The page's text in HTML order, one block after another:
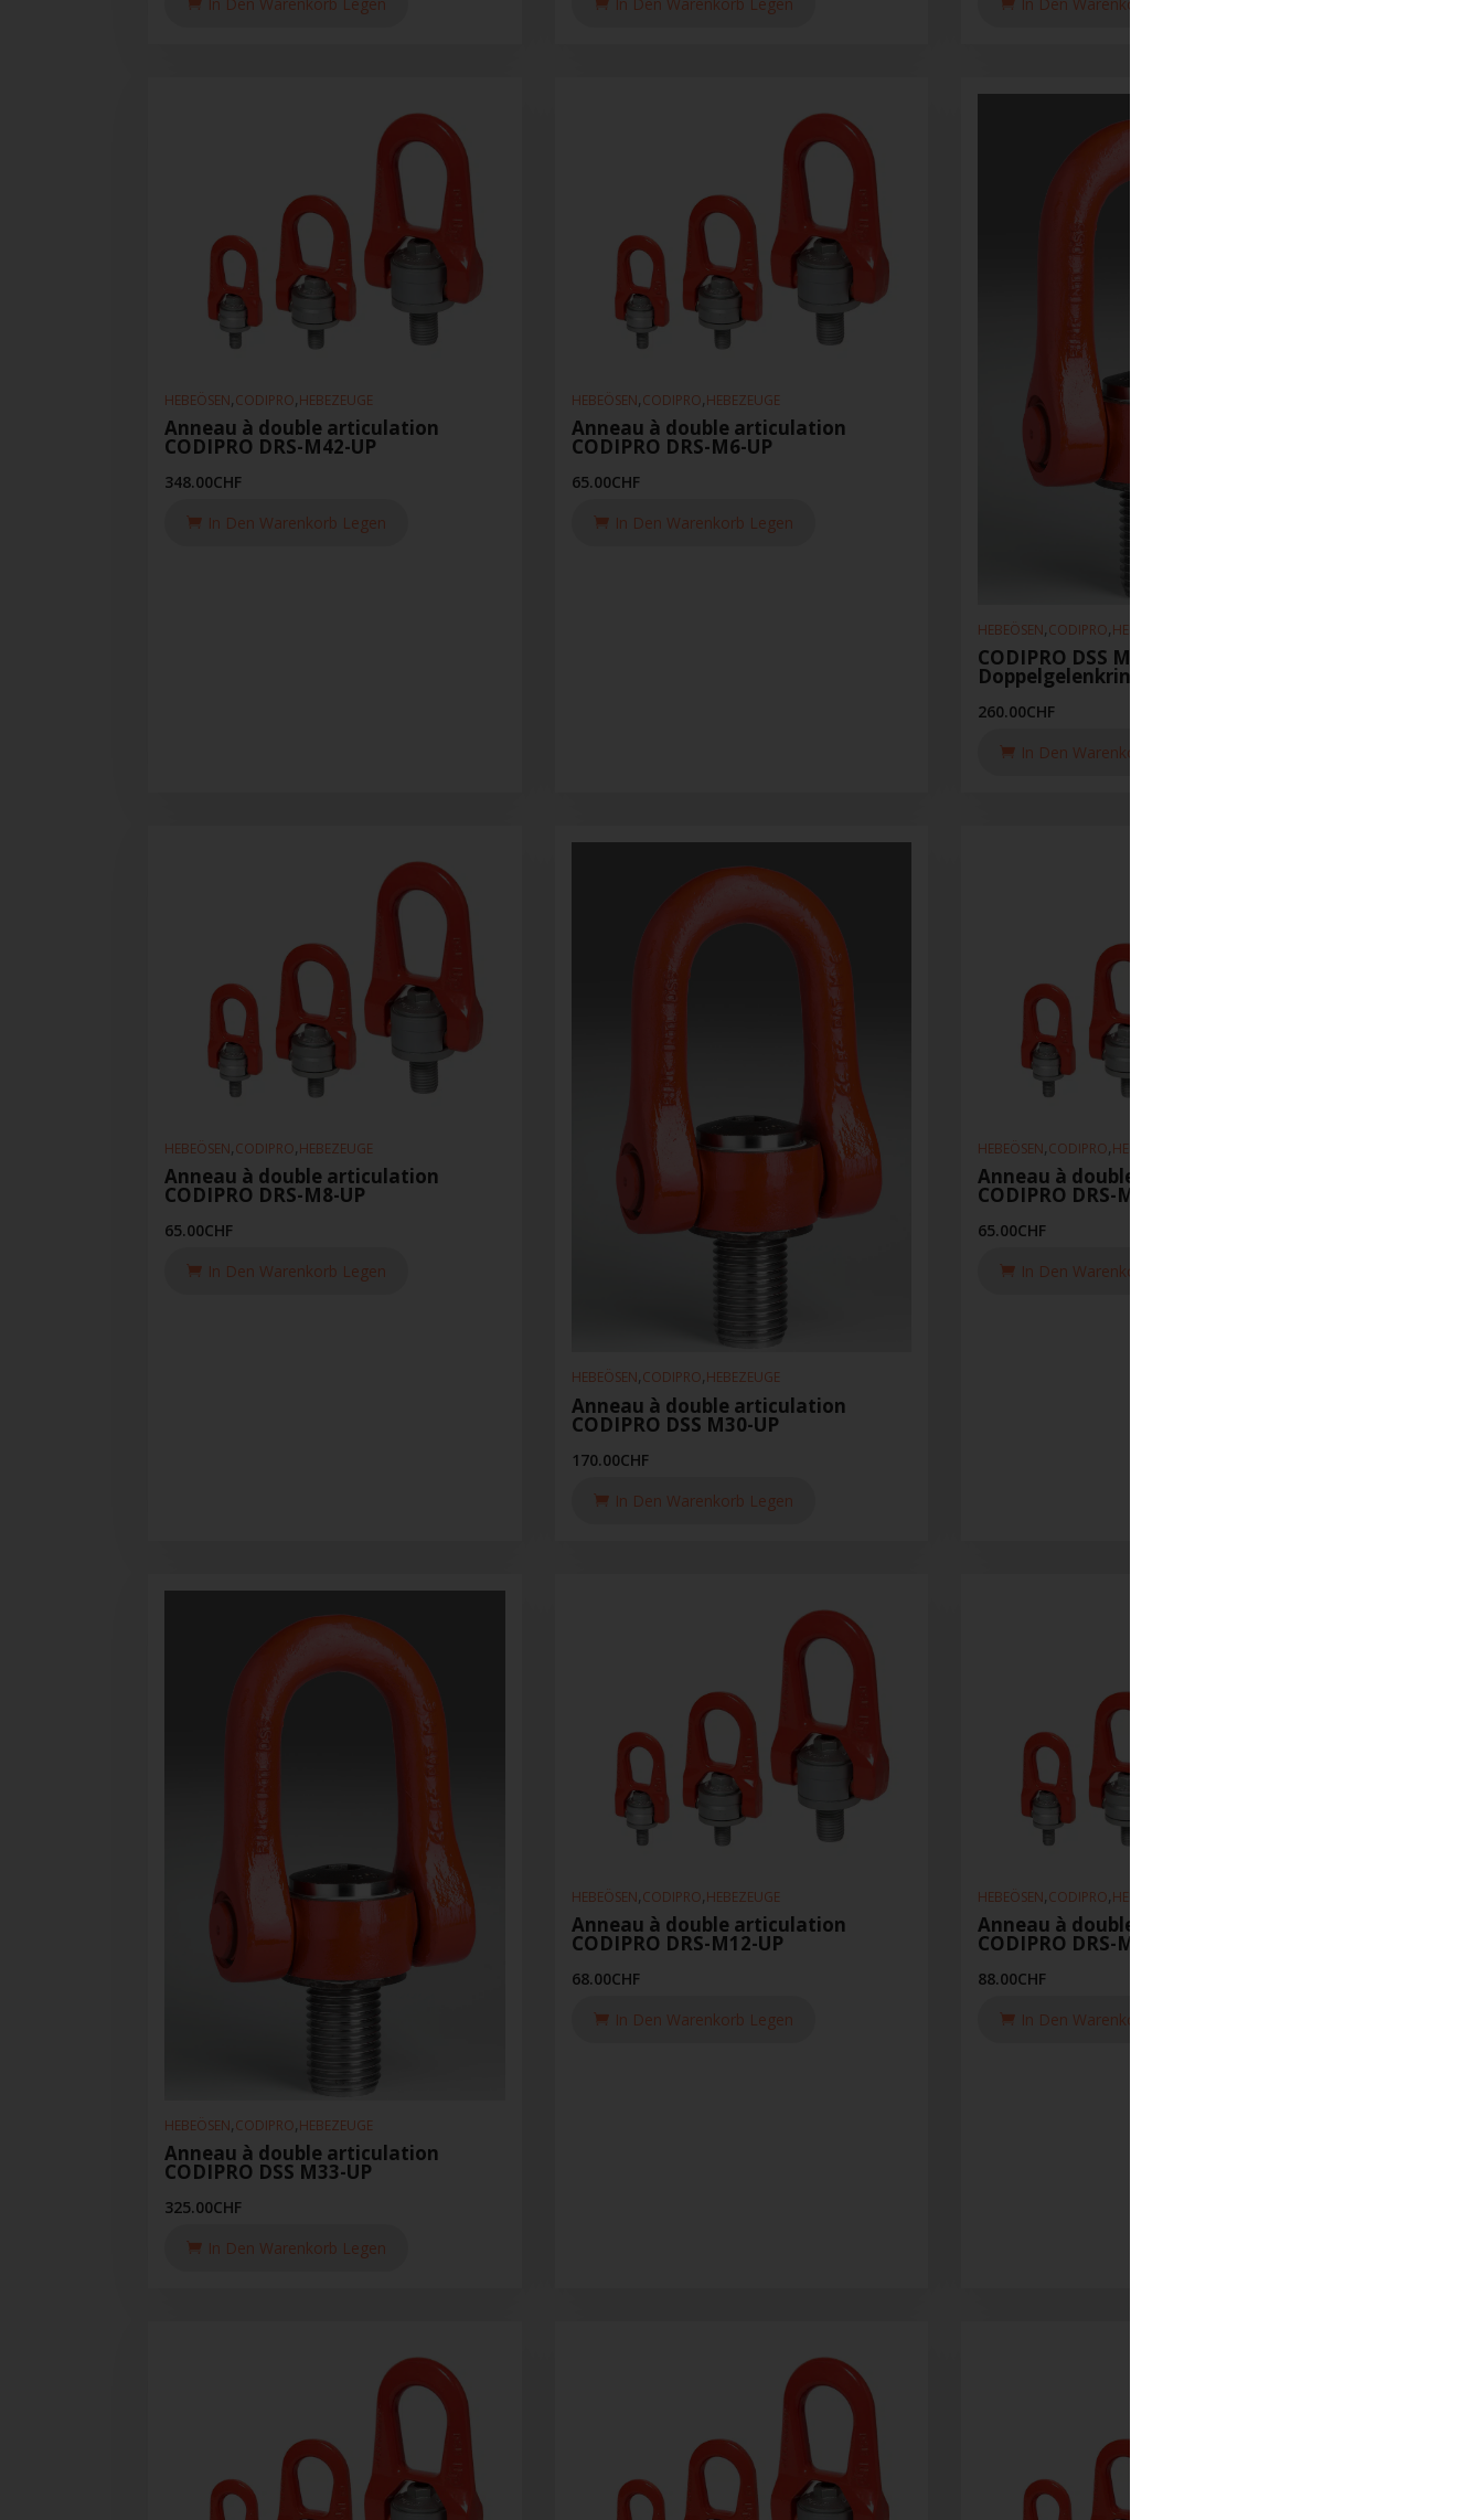
HEBEÖSEN,CODIPRO,HEBEZEUGE
Anneau à double articulation
CODIPRO DRS-M42-UP
348.00CHF
In Den Warenkorb Legen
HEBEÖSEN,CODIPRO,HEBEZEUGE
Anneau à double articulation
CODIPRO DRS-M6-UP
65.00CHF
In Den Warenkorb Legen
HEBEÖSEN,CODIPRO,HEBEZEUGE
CODIPRO DSS M24-UP
Doppelgelenkring
260.00CHF
In Den Warenkorb Legen
HEBEÖSEN,CODIPRO,HEBEZEUGE
Anneau à double articulation
CODIPRO DRS-M8-UP
65.00CHF
In Den Warenkorb Legen
HEBEÖSEN,CODIPRO,HEBEZEUGE
Anneau à double articulation
CODIPRO DSS M30-UP
170.00CHF
In Den Warenkorb Legen
HEBEÖSEN,CODIPRO,HEBEZEUGE
Anneau à double articulation
CODIPRO DRS-M10-UP
65.00CHF
In Den Warenkorb Legen
HEBEÖSEN,CODIPRO,HEBEZEUGE
Anneau à double articulation
CODIPRO DSS M33-UP
325.00CHF
In Den Warenkorb Legen
HEBEÖSEN,CODIPRO,HEBEZEUGE
Anneau à double articulation
CODIPRO DRS-M12-UP
68.00CHF
In Den Warenkorb Legen
HEBEÖSEN,CODIPRO,HEBEZEUGE
Anneau à double articulation
CODIPRO DRS-M14-UP
88.00CHF
In Den Warenkorb Legen